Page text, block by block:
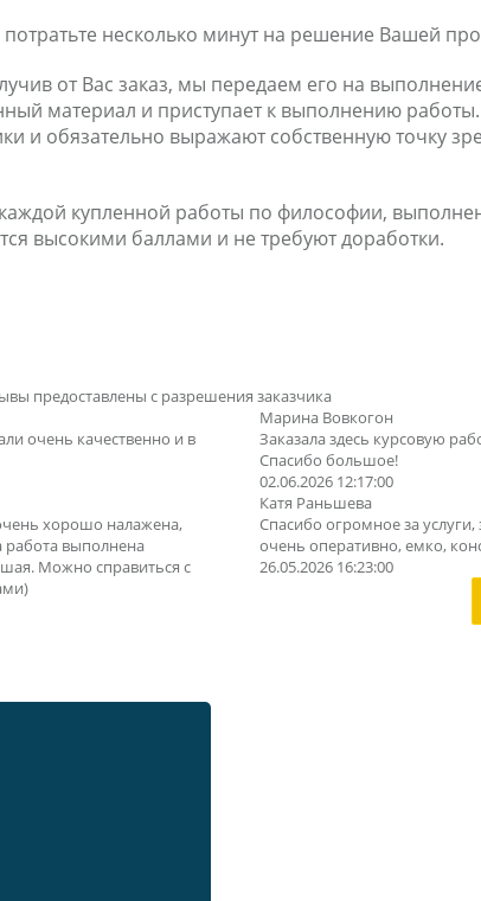
несколько минут на решение Вашей
от Вас заказ, мы передаем его на
материал и приступает к выполнению
и обязательно выражают собственную точку
купленной работы по философии,
высокими баллами и не требуют доработки.
предоставлены с разрешения заказчика
очень качественно и в
хорошо налажена,
работа выполнена
Можно справиться с
Марина Вовкогон
Заказала здесь курсовую
Спасибо большое!
02.06.2026 12:17:00
Катя Раньшева
Спасибо огромное за
очень оперативно, емко,
26.05.2026 16:23:00